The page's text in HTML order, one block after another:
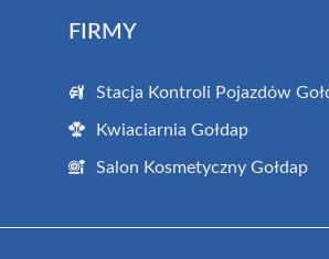
FIRMY
Stacja Kontroli Pojazdów
Kwiaciarnia Gołdap
Salon Kosmetyczny Gołdap